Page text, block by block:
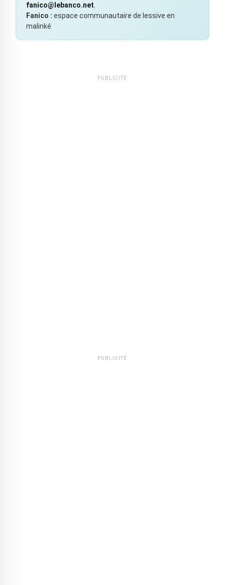
fanico@lebanco.net
Fanico : espace communautaire de lessive en
malinké
PUBLICITÉ
PUBLICITÉ